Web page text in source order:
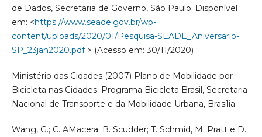
de Dados, Secretaria de Governo, São Paulo. Disponível
em: <https://www.seade.gov.br/wp-
content/uploads/2020/01/Pesquisa-SEADE_Aniversario-
SP_23jan2020.pdf> (Acesso em: 30/11/2020)
Ministério das Cidades (2007) Plano de Mobilidade por
Bicicleta nas Cidades. Programa Bicicleta Brasil, Secretaria
Nacional de Transporte e da Mobilidade Urbana, Brasília
Wang, G.; C. AMacera; B. Scudder; T. Schmid, M. Pratt e D.